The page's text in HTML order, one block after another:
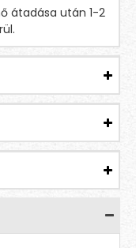
átadása után 1-2